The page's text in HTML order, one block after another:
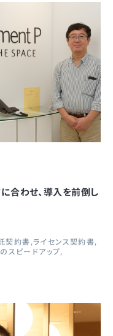
合わせ、導入を前倒し
契約書 ライセンス契約書
スピードアップ